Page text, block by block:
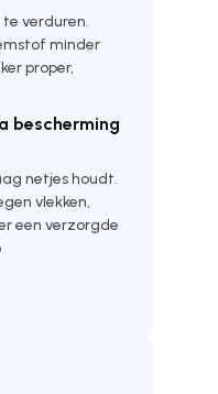
verduren.
minder
proper,
bescherming
netjes houdt.
vlekken,
een verzorgde